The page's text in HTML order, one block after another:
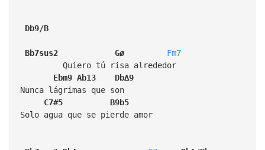
Db9/B
Bb7sus2 Gø
Fm7
Quiero tú risa alrededor
Ebm9 Ab13
Db∆9
Nunca lágrimas que son
C7#5
B9b5
Solo agua que se pierde amor